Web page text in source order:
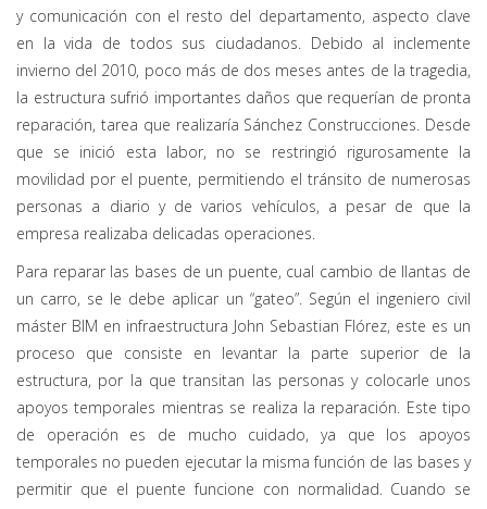
y comunicación con el resto del departamento, aspecto clave
en la vida de todos sus ciudadanos. Debido al inclemente
invierno del 2010, poco más de dos meses antes de la tragedia,
la estructura sufrió importantes daños que requerían de pronta
reparación, tarea que realizaría Sánchez Construcciones. Desde
que se inició esta labor, no se restringió rigurosamente la
movilidad por el puente, permitiendo el tránsito de numerosas
personas a diario y de varios vehículos, a pesar de que la
empresa realizaba delicadas operaciones.
Para reparar las bases de un puente, cual cambio de llantas de
un carro, se le debe aplicar un “gateo”. Según el ingeniero civil
máster BIM en infraestructura John Sebastian Flórez, este es un
proceso que consiste en levantar la parte superior de la
estructura, por la que transitan las personas y colocarle unos
apoyos temporales mientras se realiza la reparación. Este tipo
de operación es de mucho cuidado, ya que los apoyos
temporales no pueden ejecutar la misma función de las bases y
permitir que el puente funcione con normalidad. Cuando se